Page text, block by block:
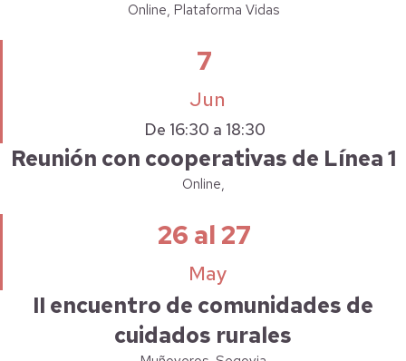
Online, Plataforma Vidas
7
Jun
De 16:30 a 18:30
Reunión con cooperativas de Línea 1
Online,
26 al 27
May
II encuentro de comunidades de
cuidados rurales